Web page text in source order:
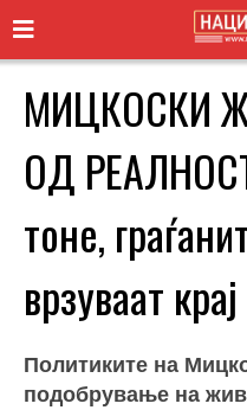
МИЦКОСКИ
ОД
тоне,
врзуваат
Политиките на
подобрување на